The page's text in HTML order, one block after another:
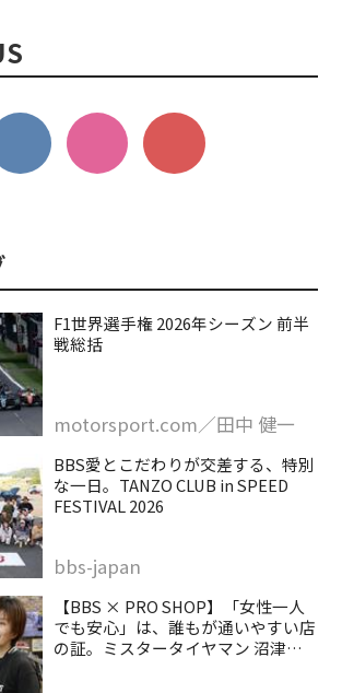
F1世界選手権 2026年シーズン 前半
戦総括
motorsport.com／田中 健一
BBS愛とこだわりが交差する、特別
な一日。TANZO CLUB in SPEED
FESTIVAL 2026
bbs-japan
【BBS × PRO SHOP】「女性一人
でも安心」は、誰もが通いやすい店
の証。ミスタータイヤマン 沼津バ